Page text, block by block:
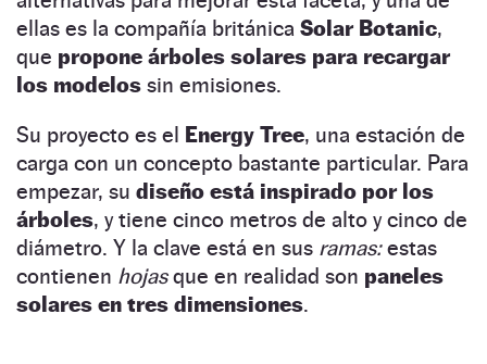
ellas es la compañía británica Solar Botanic,
que propone árboles solares para recargar
los modelos sin emisiones.
Su proyecto es el Energy Tree, una estación de
carga con un concepto bastante particular. Para
empezar, su diseño está inspirado por los
árboles, y tiene cinco metros de alto y cinco de
diámetro. Y la clave está en sus ramas:estas
contienen hojasque en realidad son paneles
solares en tres dimensiones.